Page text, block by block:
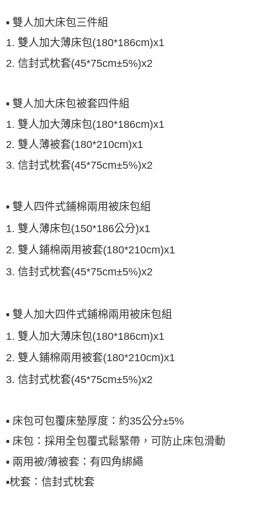
▪ 雙人加大床包三件組
1. 雙人加大薄床包(180*186cm)x1
2. 信封式枕套(45*75cm±5%)x2
▪ 雙人加大床包被套四件組
1. 雙人加大薄床包(180*186cm)x1
2. 雙人薄被套(180*210cm)x1
3. 信封式枕套(45*75cm±5%)x2
▪ 雙人四件式鋪棉兩用被床包組
1. 雙人薄床包(150*186公分)x1
2. 雙人鋪棉兩用被套(180*210cm)x1
3. 信封式枕套(45*75cm±5%)x2
▪ 雙人加大四件式鋪棉兩用被床包組
1. 雙人加大薄床包(180*186cm)x1
2. 雙人鋪棉兩用被套(180*210cm)x1
3. 信封式枕套(45*75cm±5%)x2
▪ 床包可包覆床墊厚度：約35公分±5%
▪ 床包：採用全包覆式鬆緊帶，可防止床包滑動
▪ 兩用被/薄被套：有四角綁繩
▪枕套 ： 信封式枕套